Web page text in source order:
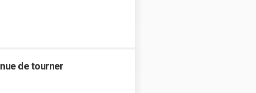
de tourner